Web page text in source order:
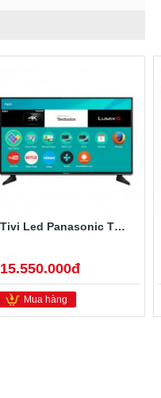
Tivi Led Panasonic TH-49EX600V 49 Inch 4K Ultra HD
15.550.000đ
Mua hàng